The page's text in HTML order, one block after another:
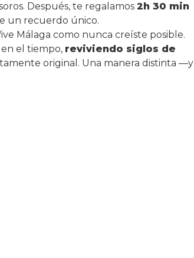
Después, te regalamos 2h 30 min
un recuerdo único.
Málaga como nunca creíste posible.
en el tiempo, reviviendo siglos de
original. Una manera distinta —y